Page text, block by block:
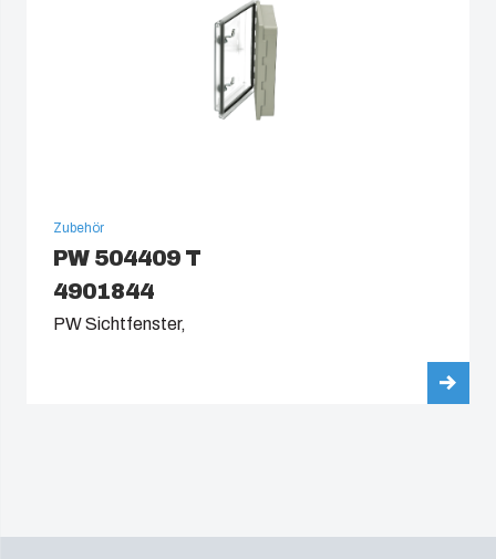
Zubehör
PW 504409 T
4901844
PW Sichtfenster,